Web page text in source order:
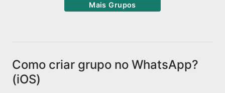
Mais Grupos
Como criar grupo no WhatsApp?
(iOS)